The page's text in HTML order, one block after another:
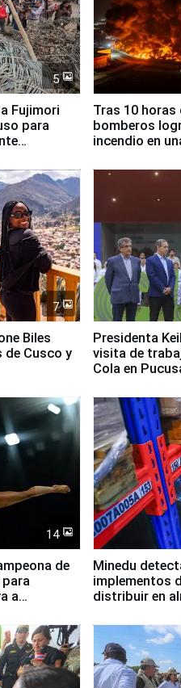
5
Fujimori
para
Tras 10
bomberos
incendio en
7
Biles
Cusco y
Presidenta
visita de
Cola en
14
de
para
a
Minedu
implementos
distribuir en